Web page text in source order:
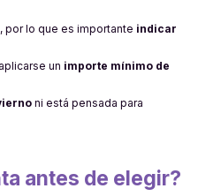
por lo que es importante indicar
un importe mínimo de
ni está pensada para
antes de elegir?